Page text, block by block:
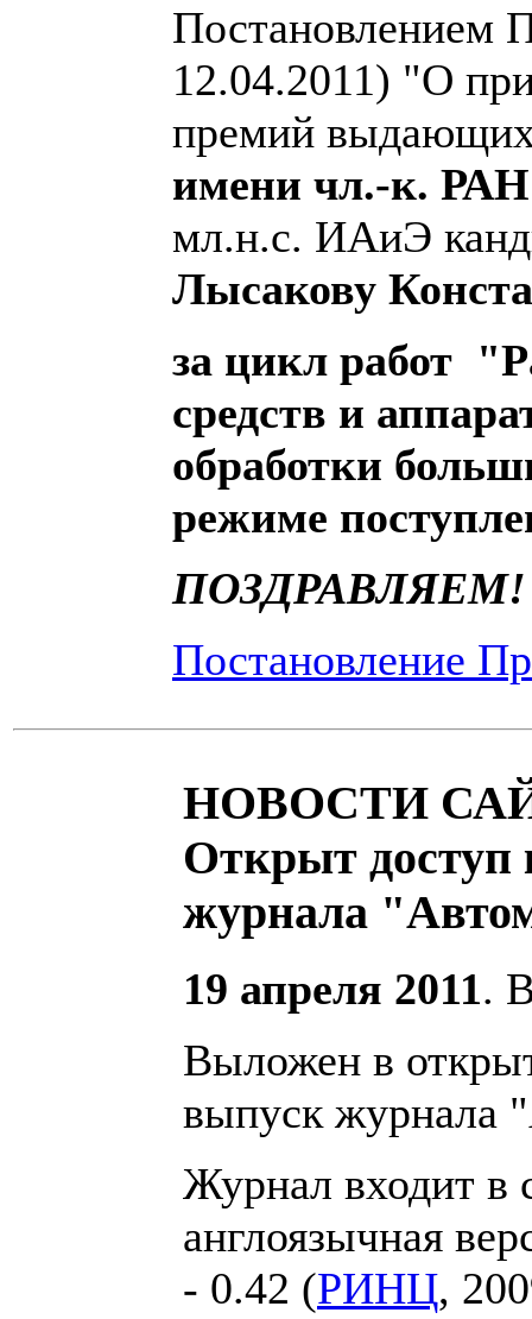
Постановлением
12.04.2011) "О
премий
имени чл.-к.
мл.н.с. ИАиЭ
Лысакову
за цикл работ
средств и
обработки
режиме
ПОЗДРАВЛЯЕМ!
Постановление
НОВОСТИ
Открыт доступ
журнала
19 апреля 2011.
Выложен в
выпуск журнала
Журнал входит в
англоязычная
- 0.42 (РИНЦ,